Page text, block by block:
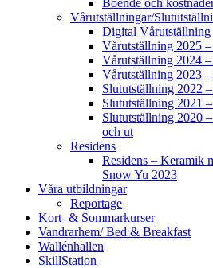
Boende och
Vårutställningar/
Digital Vårutställning
Vårutställning 2025
Vårutställning 2024
Vårutställning 2023
Slututställning 2022
Slututställning 2021
Slututställning 2020
och ut
Residens
Residens – Keramik
Snow Yu 2023
Våra utbildningar
Reportage
Kort- & Sommarkurser
Vandrarhem/ Bed & Breakfast
Wallénhallen
SkillStation